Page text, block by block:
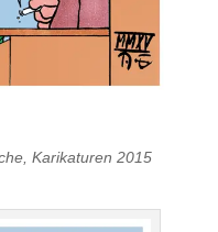
, Karikaturen 2015